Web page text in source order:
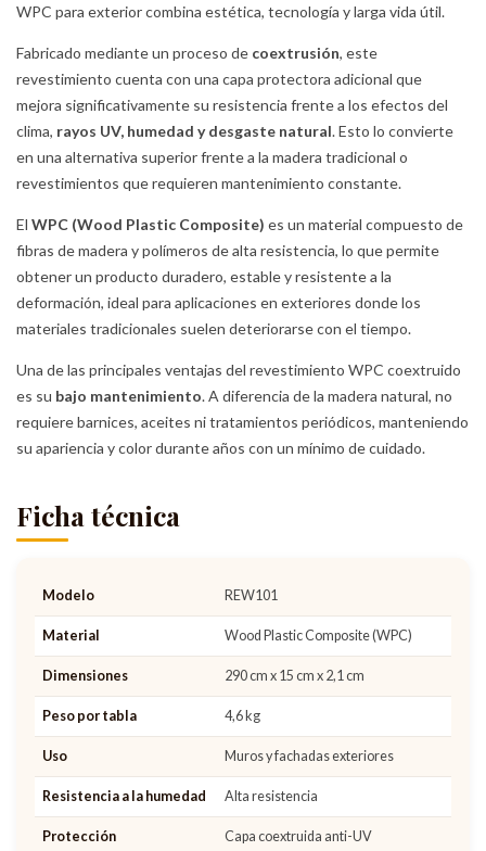
WPC para exterior combina estética, tecnología y larga vida útil.
Fabricado mediante un proceso de coextrusión, este
revestimiento cuenta con una capa protectora adicional que
mejora significativamente su resistencia frente a los efectos del
clima, rayos UV, humedad y desgaste natural. Esto lo convierte
en una alternativa superior frente a la madera tradicional o
revestimientos que requieren mantenimiento constante.
El WPC (Wood Plastic Composite) es un material compuesto de
fibras de madera y polímeros de alta resistencia, lo que permite
obtener un producto duradero, estable y resistente a la
deformación, ideal para aplicaciones en exteriores donde los
materiales tradicionales suelen deteriorarse con el tiempo.
Una de las principales ventajas del revestimiento WPC coextruido
es su bajo mantenimiento. A diferencia de la madera natural, no
requiere barnices, aceites ni tratamientos periódicos, manteniendo
su apariencia y color durante años con un mínimo de cuidado.
Ficha técnica
Modelo REW101
Material Wood Plastic Composite (WPC)
Dimensiones 290 cm x 15 cm x 2,1 cm
Peso por tabla 4,6 kg
Uso Muros y fachadas exteriores
Resistencia a la humedad Alta resistencia
Protección Capa coextruida anti-UV